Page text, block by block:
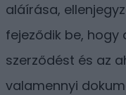
aláírása,
fejeződik be, hogy
szerződést és az
valamennyi